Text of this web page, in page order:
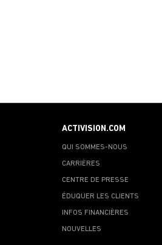
ACTIVISION.COM
QUI SOMMES-NOUS
CARRIÈRES
CENTRE DE PRESSE
ÉDUQUER LES CLIENTS
INFOS FINANCIÈRES
NOUVELLES